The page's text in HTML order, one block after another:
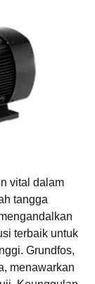
vital dalam
tangga
terbaik untuk
Grundfos,
menawarkan